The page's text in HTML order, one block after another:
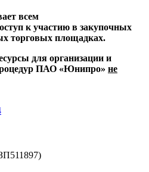
всем
к участию в закупочных
торговых площадках.
для организации и
ПАО «Юнипро» не